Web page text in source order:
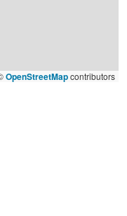
OpenStreetMapcontributors